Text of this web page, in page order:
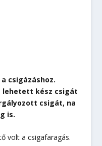
csigázáshoz.
lehetett kész csigát
csigát, na
is.
volt a csigafaragás.